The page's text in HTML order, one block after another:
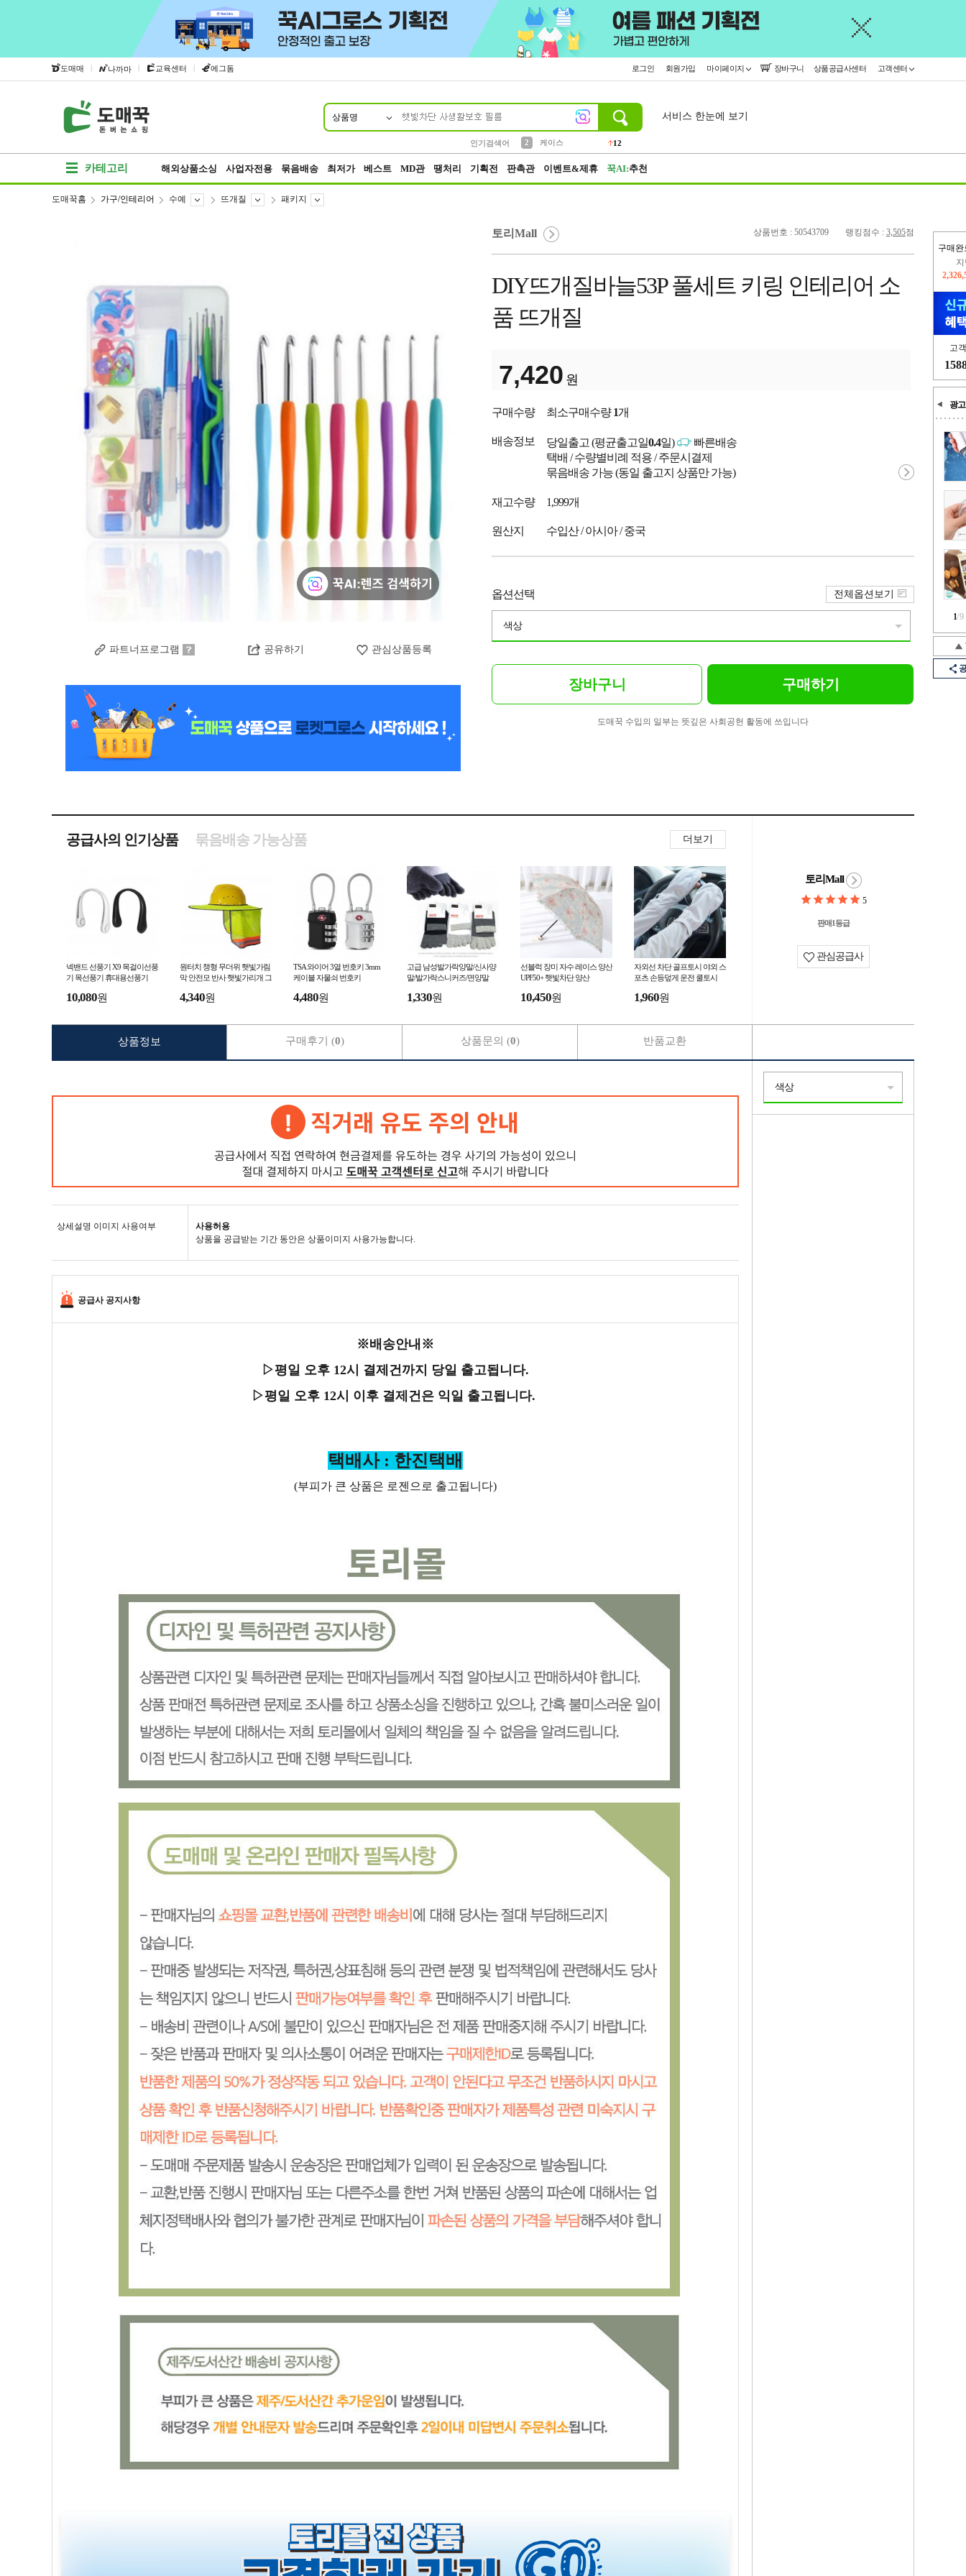
도매매 | 나까마 | 교육센터 | 에그돔 로그인 회원가입 마이페이지 장바구니 상품공급사센터 고객센터
상품명
인기검색어
2
케이스
12
서비스 한눈에 보기
카테고리 해외상품소싱 사업자전용 묶음배송 최저가 베스트 MD관 땡처리 기획전 판촉관 이벤트&제휴 꾹AI:추천
구매완
고
광고
1/9
도매꾹홈 가구/인테리어 수예 뜨개질 패키지
파트너프로그램 공유하기 관심상품등록
상품번호 : 50543709 랭킹점수 : 3,505점
토리Mall
DIY뜨개질바늘53P 풀세트 키링 인테리어 소
품 뜨개질
7,420 원
구매수량 최소구매수량1개
배송정보 당일출고 (평균출고일0.4일)
빠른배송
택배 / 수량별비례 적용 / 주문시결제
묶음배송 가능 (동일 출고지 상품만 가능)
재고수량 1,999개
원산지 수입산 / 아시아 / 중국
옵션선택
색상
전체옵션보기
장바구니 구매하기
도매꾹 수입의 일부는 뜻깊은 사회공헌 활동에 쓰입니다
공급사의 인기상품 더보기
묶음배송 가능상품
넥밴드 선풍기 X9 목걸이선풍
기 목선풍기 휴대용선풍기
10,080원
원터치 챙형 무더위 햇빛가림
막 안전모 반사 햇빛가리개 그
4,340원
TSA 와이어 3열 번호키 3mm
케이블 자물쇠 번호키
4,480원
고급 남성발가락양말/신사양
말/발가락스니커즈/면양말
1,330원
선블럭 장미 자수 레이스 양산
UPF50+ 햇빛차단 양산
10,450원
자외선 차단 골프토시 야외 스
포츠 손등덮게 운전 쿨토시
1,960원
토리Mall
5
판매1등급
관심공급사
상세설명 이미지 사용여부
사용허용
상품을 공급받는 기간 동안은 상품이미지 사용가능합니다.
공급사 공지사항
※배송안내※
▷평일 오후 12시 결제건까지 당일 출고됩니다.
▷평일 오후 12시 이후 결제건은 익일 출고됩니다.
택배사 : 한진택배
(부피가 큰 상품은 로젠으로 출고됩니다)
상품정보 구매후기 (0) 상품문의 (0) 반품교환
색상